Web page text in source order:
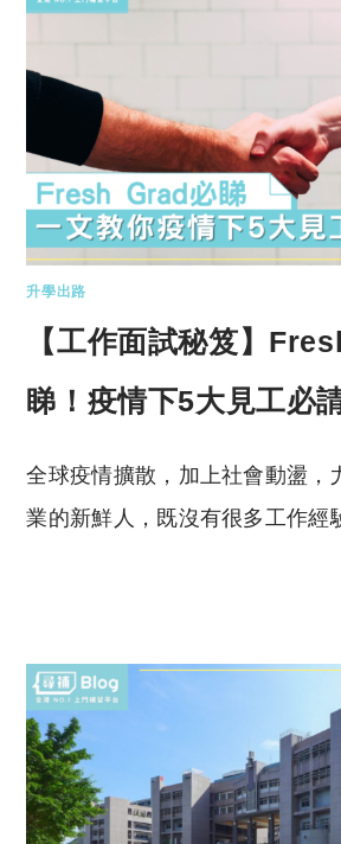
升學出路
【工作面試秘笈】
睇！疫情下5大見工必
全球疫情擴散，加上社會動盪，
業的新鮮人，既沒有很多工作